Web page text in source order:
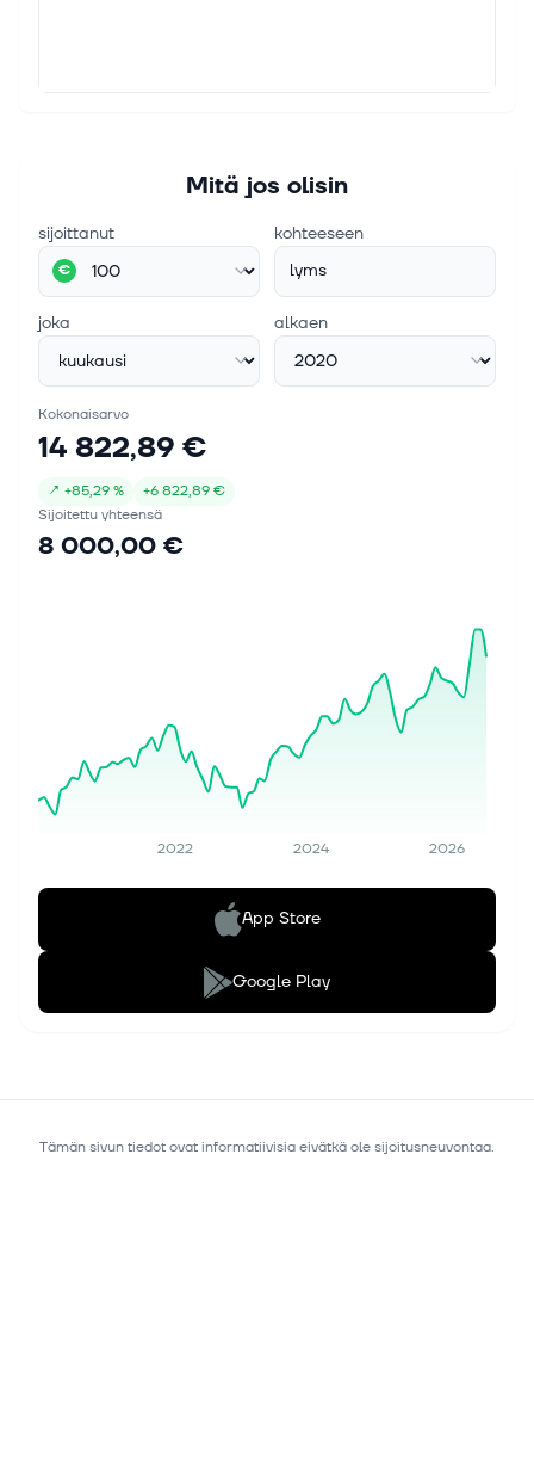
Mitä jos olisin
sijoittanut
€
kohteeseen
lyms
joka alkaen
Kokonaisarvo
14 822,89 €
↗ +85,29 % +6 822,89 €
Sijoitettu yhteensä
8 000,00 €
2022 2024 2026
App Store
Google Play
Tämän sivun tiedot ovat informatiivisia eivätkä ole sijoitusneuvontaa.